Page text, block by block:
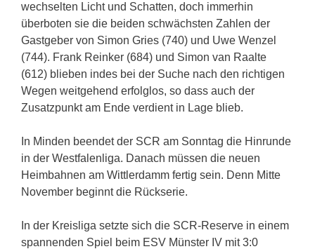
wechselten Licht und Schatten, doch immerhin
überboten sie die beiden schwächsten Zahlen der
Gastgeber von Simon Gries (740) und Uwe Wenzel
(744). Frank Reinker (684) und Simon van Raalte
(612) blieben indes bei der Suche nach den richtigen
Wegen weitgehend erfolglos, so dass auch der
Zusatzpunkt am Ende verdient in Lage blieb.
In Minden beendet der SCR am Sonntag die Hinrunde
in der Westfalenliga. Danach müssen die neuen
Heimbahnen am Wittlerdamm fertig sein. Denn Mitte
November beginnt die Rückserie.
In der Kreisliga setzte sich die SCR-Reserve in einem
spannenden Spiel beim ESV Münster IV mit 3:0